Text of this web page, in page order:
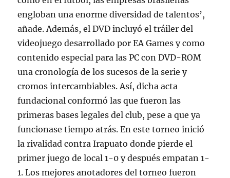
engloban una enorme diversidad de talentos’,
añade. Además, el DVD incluyó el tráiler del
videojuego desarrollado por EA Games y como
contenido especial para las PC con DVD-ROM
una cronología de los sucesos de la serie y
cromos intercambiables. Así, dicha acta
fundacional conformó las que fueron las
primeras bases legales del club, pese a que ya
funcionase tiempo atrás. En este torneo inició
la rivalidad contra Irapuato donde pierde el
primer juego de local 1-0 y después empatan 1-
1. Los mejores anotadores del torneo fueron